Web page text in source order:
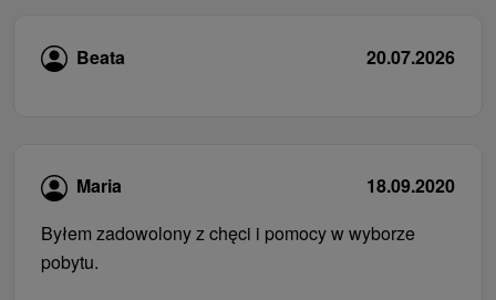
Beata 20.07.2026
Maria
18.09.2020
Byłem zadowolony z chęci i pomocy w wyborze
pobytu.